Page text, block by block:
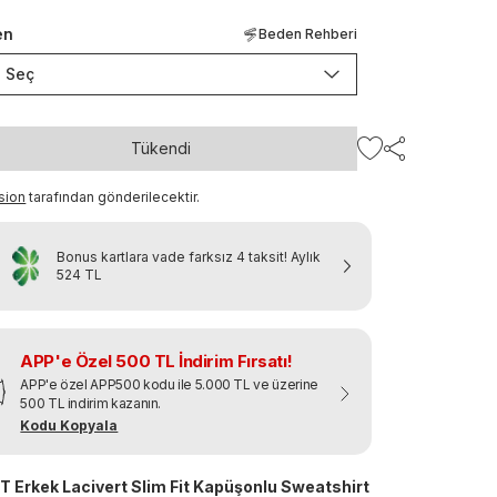
Beden Rehberi
Seç
Tükendi
tarafından gönderilecektir.
Bonus kartlara vade farksız 4 taksit! Aylık
524 TL
APP'e Özel 500 TL İndirim Fırsatı!
APP'e özel APP500 kodu ile 5.000 TL ve üzerine
500 TL indirim kazanın.
Kodu Kopyala
Erkek Lacivert Slim Fit Kapüşonlu Sweatshirt